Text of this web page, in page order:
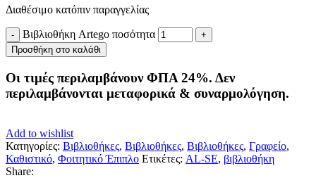
Διαθέσιμο κατόπιν παραγγελίας
Βιβλιοθήκη Artego ποσότητα
Προσθήκη στο καλάθι
Οι τιμές περιλαμβάνουν ΦΠΑ 24%. Δεν
περιλαμβάνονται μεταφορικά & συναρμολόγηση.
Add to wishlist
Κατηγορίες: Βιβλιοθήκες, Βιβλιοθήκες, Βιβλιοθήκες, Γραφείο,
Καθιστικό, Φοιτητικό Έπιπλο Ετικέτες: AL-SE, βιβλιοθήκη
Share: